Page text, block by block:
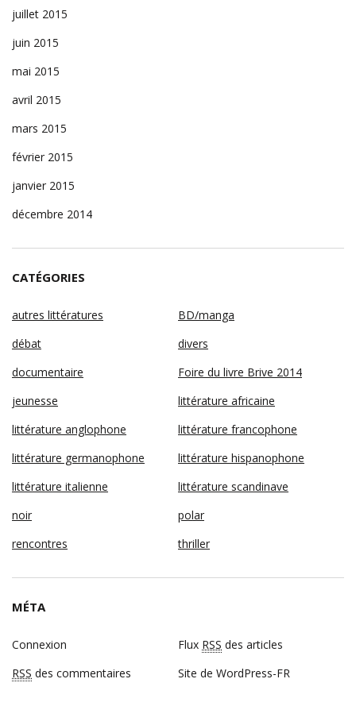
juillet 2015
juin 2015
mai 2015
avril 2015
mars 2015
février 2015
janvier 2015
décembre 2014
CATÉGORIES
autres littératures
BD/manga
débat
divers
documentaire
Foire du livre Brive 2014
jeunesse
littérature africaine
littérature anglophone
littérature francophone
littérature germanophone
littérature hispanophone
littérature italienne
littérature scandinave
noir
polar
rencontres
thriller
MÉTA
Connexion Flux RSS des articles
RSS des commentaires Site de WordPress-FR